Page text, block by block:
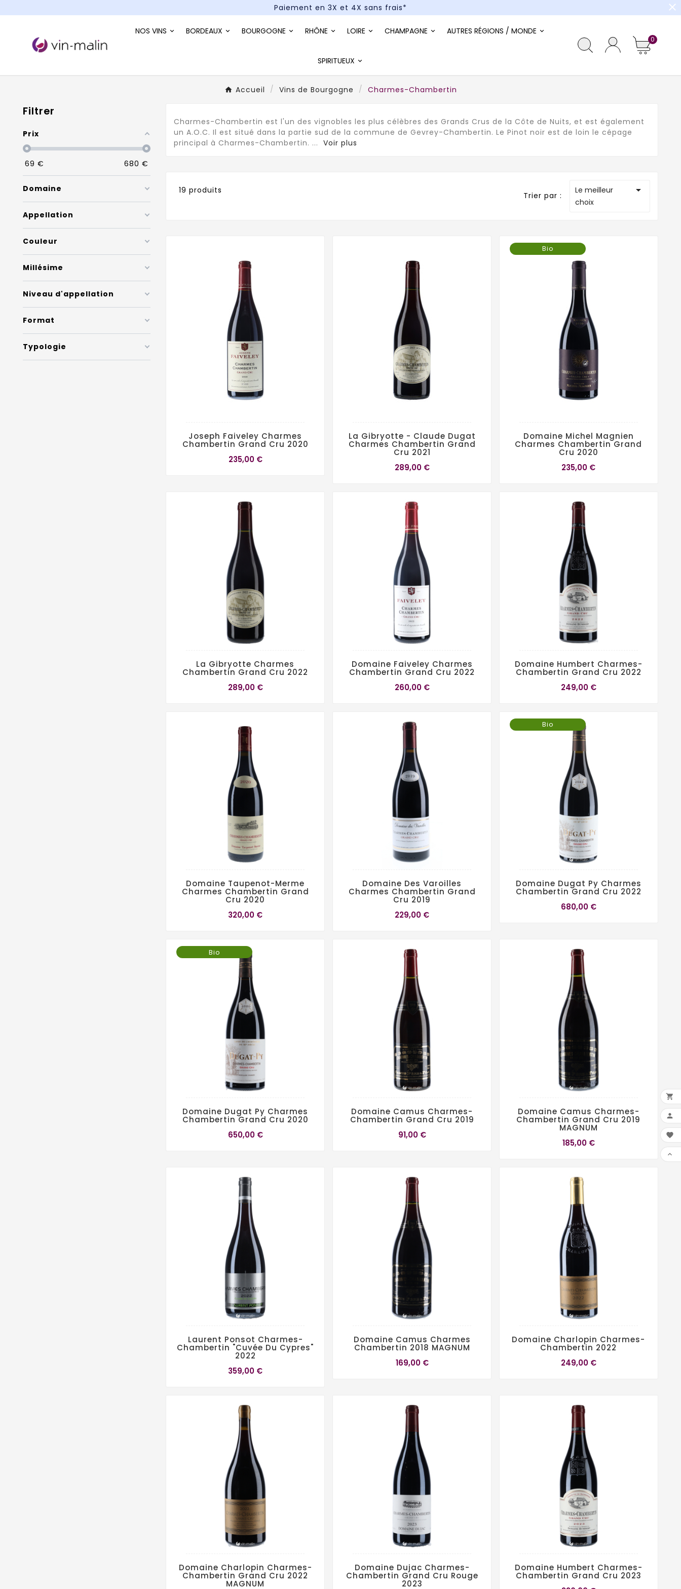
Paiement en 3X et 4X sans frais*
close
NOS VINS BORDEAUX BOURGOGNE RHÔNE LOIRE CHAMPAGNE AUTRES RÉGIONS / MONDE
SPIRITUEUX
0
Accueil Vins de Bourgogne Charmes-Chambertin
Filtrer
Prix
69 € 680 €
Domaine
Appellation
Couleur
Millésime
Niveau d'appellation
Format
Typologie
Charmes-Chambertin est l'un des vignobles les plus célèbres des Grands Crus de la Côte de Nuits, et est également
un A.O.C. Il est situé dans la partie sud de la commune de Gevrey-Chambertin. Le Pinot noir est de loin le cépage
principal à Charmes-Chambertin. ...Voir plus
19 produits
Trier par :
Le meilleur
choix

Joseph Faiveley Charmes
Chambertin Grand Cru 2020
235,00 €
La Gibryotte - Claude Dugat
Charmes Chambertin Grand
Cru 2021
289,00 €
Bio
Domaine Michel Magnien
Charmes Chambertin Grand
Cru 2020
235,00 €
La Gibryotte Charmes
Chambertin Grand Cru 2022
289,00 €
Domaine Faiveley Charmes
Chambertin Grand Cru 2022
260,00 €
Domaine Humbert Charmes-
Chambertin Grand Cru 2022
249,00 €
Domaine Taupenot-Merme
Charmes Chambertin Grand
Cru 2020
320,00 €
Domaine Des Varoilles
Charmes Chambertin Grand
Cru 2019
229,00 €
Bio
Domaine Dugat Py Charmes
Chambertin Grand Cru 2022
680,00 €
Bio
Domaine Dugat Py Charmes
Chambertin Grand Cru 2020
650,00 €
Domaine Camus Charmes-
Chambertin Grand Cru 2019
91,00 €
Domaine Camus Charmes-
Chambertin Grand Cru 2019
MAGNUM
185,00 €
Laurent Ponsot Charmes-
Chambertin "Cuvée Du Cypres"
2022
359,00 €
Domaine Camus Charmes
Chambertin 2018 MAGNUM
169,00 €
Domaine Charlopin Charmes-
Chambertin 2022
249,00 €
Domaine Charlopin Charmes-
Chambertin Grand Cru 2022
MAGNUM
Domaine Dujac Charmes-
Chambertin Grand Cru Rouge
2023
Domaine Humbert Charmes-
Chambertin Grand Cru 2023



